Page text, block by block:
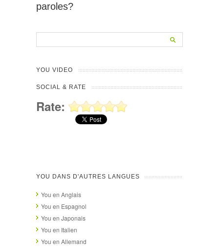
paroles?
YOU VIDEO
SOCIAL & RATE
Rate:
YOU DANS D'AUTRES LANGUES
You en Anglais
You en Espagnol
You en Japonais
You en Italien
You en Allemand